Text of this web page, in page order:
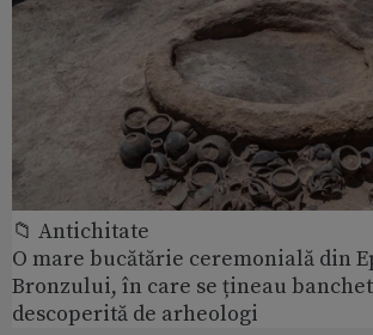
📁 Antichitate
O mare bucătărie ceremonială din
Bronzului, în care se țineau
descoperită de arheologi